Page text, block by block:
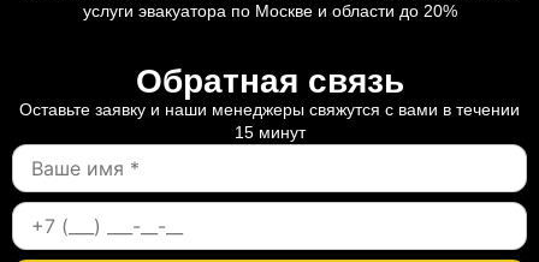
услуги эвакуатора по Москве и области до 20%
Обратная связь
Оставьте заявку и наши менеджеры свяжутся с вами в течении
15 минут